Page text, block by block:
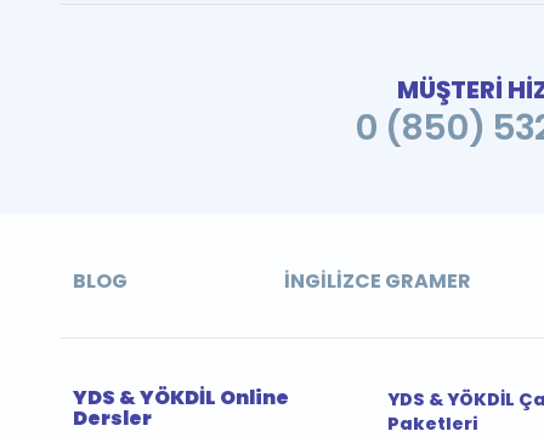
MÜŞTERİ
0 (850)
BLOG İNGILIZCE GRAMER
YDS & YÖKDİL Online
Dersler
YDS & YÖKDİL
Paketleri